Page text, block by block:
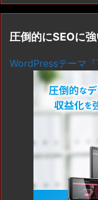
圧倒的にSEOに
WordPressテーマ『